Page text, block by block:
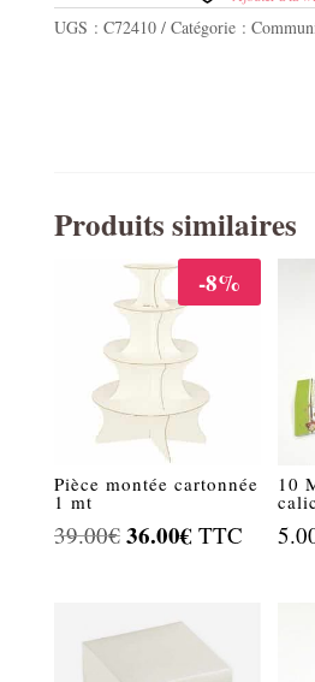
fille
UGS : C72410 Catégorie :
Produits similaires
-8%
Pièce montée cartonnée
1 mt
39.00€ Le
était :
36.00€Le
est :
36.00€.
TTC
10